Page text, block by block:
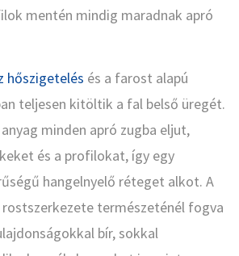
mentén mindig maradnak apró
hőszigetelés és a farost alapú
teljesen kitöltik a fal belső üregét.
minden apró zugba eljut,
és a profilokat, így egy
hangelnyelő réteget alkot. A
természeténél fogva
bír, sokkal